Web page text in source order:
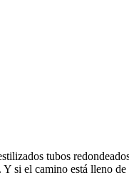
tubos
si el camino está lleno